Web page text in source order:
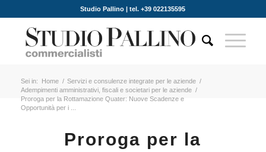
Studio Pallino | tel. +39 022135595
Sei in: Home / Servizi e consulenze integrate per le aziende /
Adempimenti amministrativi, fiscali e societari per le aziende /
Proroga per la Rottamazione Quater: Nuove Scadenze e
Opportunità per i ...
Proroga per la